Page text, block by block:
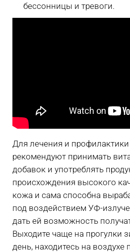
бессонницы и тревоги.
Для лечения и
рекомендуют принимать
добавок и употреблять
происхождения высокого
кожа и сама способна
под воздействием УФ-
дать ей возможность
Выходите чаще на прогулки
день, находитесь на